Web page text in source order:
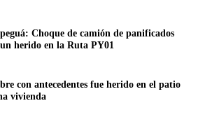
Choque de camión de panificados
herido en la Ruta PY01
con antecedentes fue herido en el patio